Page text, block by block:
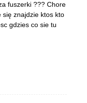
fuszerki ??? Chore
się znajdzie ktos kto
gdzies co sie tu